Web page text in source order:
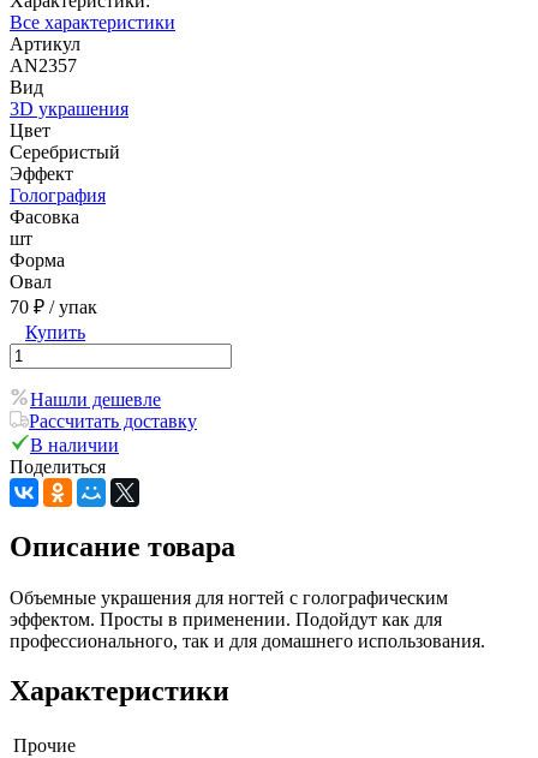
Все характеристики
Артикул
AN2357
Вид
3D украшения
Цвет
Серебристый
Эффект
Голография
Фасовка
шт
Форма
Овал
70 ₽ / упак
Купить
Нашли дешевле
Рассчитать доставку
В наличии
Поделиться
Описание товара
Объемные украшения для ногтей с голографическим
эффектом. Просты в применении. Подойдут как для
профессионального, так и для домашнего использования.
Характеристики
Прочие